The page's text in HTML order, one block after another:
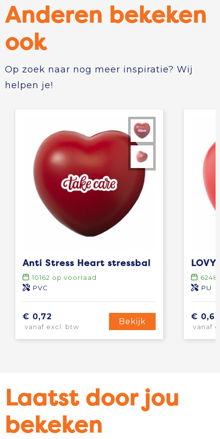
Anderen bekeken
ook
Op zoek naar nog meer inspiratie? Wij
helpen je!
Anti Stress Heart stressbal
10162 op voorraad
PVC
€ 0,72
vanaf excl. btw
Bekijk
PU
€ 0,63
vanaf
Laatst door jou
bekeken